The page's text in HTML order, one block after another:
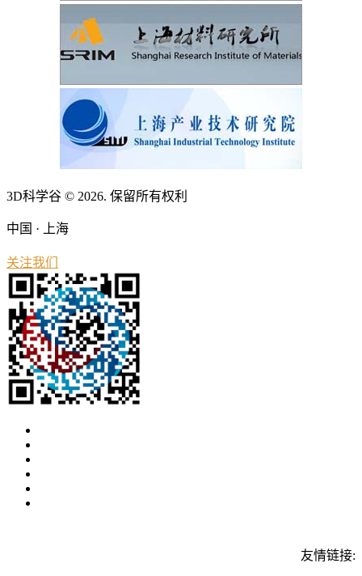
3D科学谷 © 2026. 保留所有权利
中国 · 上海
关注我们
友情链接: